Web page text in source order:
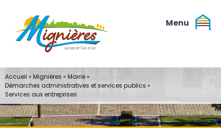
contenu
Accueil » Mignières » Mairie»
Démarches administratives et services publics »
Services aux entreprises